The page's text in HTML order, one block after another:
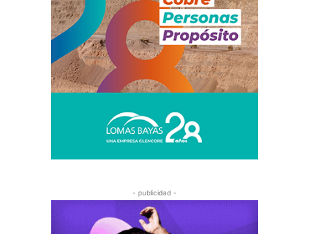
- publicidad -